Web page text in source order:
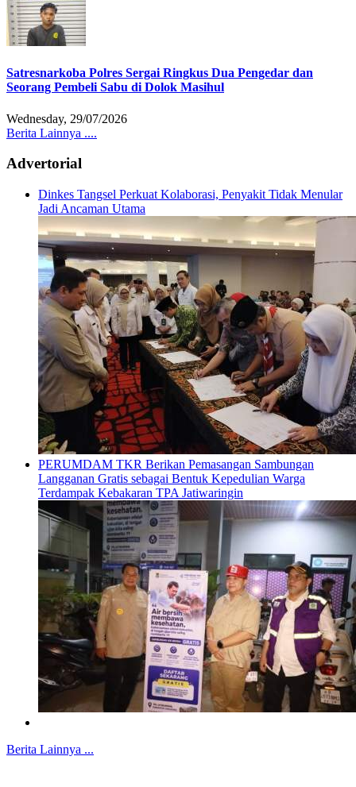
Satresnarkoba Polres Sergai Ringkus Dua Pengedar dan
Seorang Pembeli Sabu di Dolok Masihul
Wednesday, 29/07/2026
Berita Lainnya ....
Advertorial
Dinkes Tangsel Perkuat Kolaborasi, Penyakit Tidak Menular
Jadi Ancaman Utama
PERUMDAM TKR Berikan Pemasangan Sambungan
Langganan Gratis sebagai Bentuk Kepedulian Warga
Terdampak Kebakaran TPA Jatiwaringin
Berita Lainnya ...